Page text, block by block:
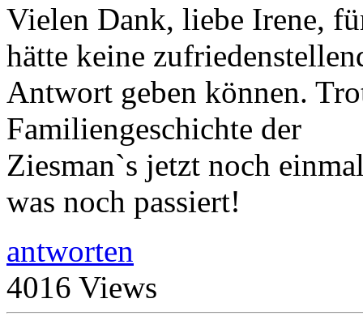
Vielen Dank, liebe Irene,
hätte keine
Antwort geben können.
Familiengeschichte der
Ziesman`s jetzt noch
was noch passiert!
antworten
4016 Views